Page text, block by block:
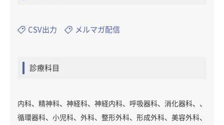
CSV出力 メルマガ配信
診療科目
内科、精神科、神経科、神経内科、呼吸器科、消化器科、、
循環器科、小児科、外科、整形外科、形成外科、美容外科、